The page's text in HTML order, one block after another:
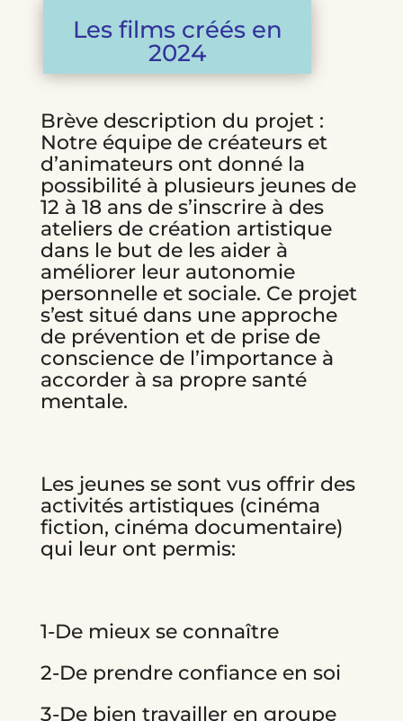
Les films créés en
2024
Brève description du projet :
Notre équipe de créateurs et
d’animateurs ont donné la
possibilité à plusieurs jeunes de
12 à 18 ans de s’inscrire à des
ateliers de création artistique
dans le but de les aider à
améliorer leur autonomie
personnelle et sociale. Ce projet
s’est situé dans une approche
de prévention et de prise de
conscience de l’importance à
accorder à sa propre santé
mentale.
Les jeunes se sont vus offrir des
activités artistiques (cinéma
fiction, cinéma documentaire)
qui leur ont permis:
1-De mieux se connaître
2-De prendre confiance en soi
3-De bien travailler en groupe